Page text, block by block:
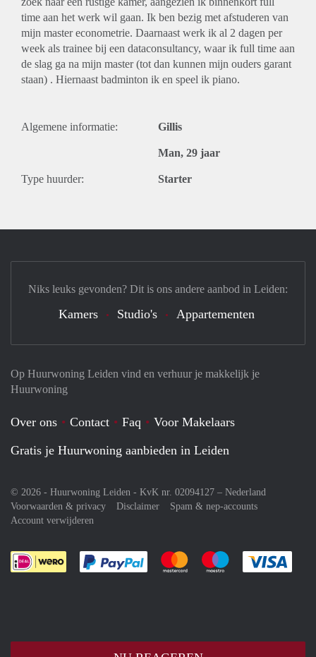
time aan het werk wil gaan. Ik ben bezig met afstuderen van
mijn master econometrie. Daarnaast werk ik al 2 dagen per
week als trainee bij een dataconsultancy, waar ik full time aan
de slag ga na mijn master (tot dan kunnen mijn ouders garant
staan) . Hiernaast badminton ik en speel ik piano.
Algemene informatie: Gillis
Man, 29 jaar
Type huurder: Starter
Op Huurwoning Leiden vind en verhuur je makkelijk je
Huurwoning
Over ons Contact Faq
Voor Makelaars
Gratis je Huurwoning aanbieden in Leiden
© 2026 - Huurwoning Leiden - KvK nr. 02094127 – Nederland
Voorwaarden & privacy
Disclaimer
Spam & nep-accounts
Account verwijderen
Je rekent gemakkelijk af met Paypal
Je rekent gemakkelijk af met
Je rekent
Niks leuks gevonden? Dit is ons andere aanbod in Leiden:
Kamers Studio's Appartementen